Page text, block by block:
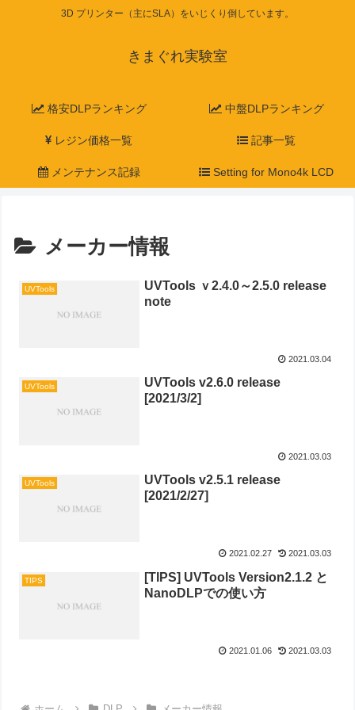
3D プリンター（主にSLA）をいじくり倒しています。
きまぐれ実験室
格安DLPランキング 中盤DLPランキング
レジン価格一覧 記事一覧
メンテナンス記録 Setting for Mono4k LCD
メーカー情報
UVTools
UVTools ｖ2.4.0～2.5.0 release
note
2021.03.04
UVTools
UVTools v2.6.0 release
[2021/3/2]
2021.03.03
UVTools
UVTools v2.5.1 release
[2021/2/27]
2021.02.27 2021.03.03
TIPS
[TIPS] UVTools Version2.1.2 と
NanoDLPでの使い方
2021.01.06 2021.03.03